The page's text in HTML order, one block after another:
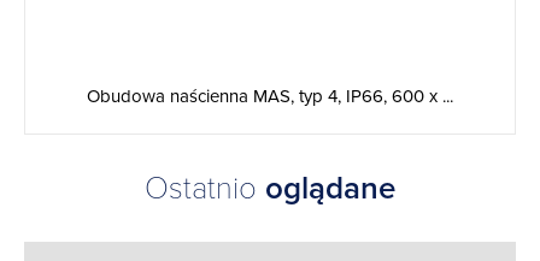
Obudowa naścienna MAS, typ 4, IP66, 600 x ...
Ostatnio oglądane